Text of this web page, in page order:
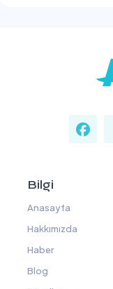
Bilgi
Anasayfa
Hakkımızda
Haber
Blog